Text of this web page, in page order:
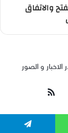
والاتفاق
و الصور
ملخص
الموقع